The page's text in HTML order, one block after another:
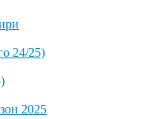
24/25)
2025